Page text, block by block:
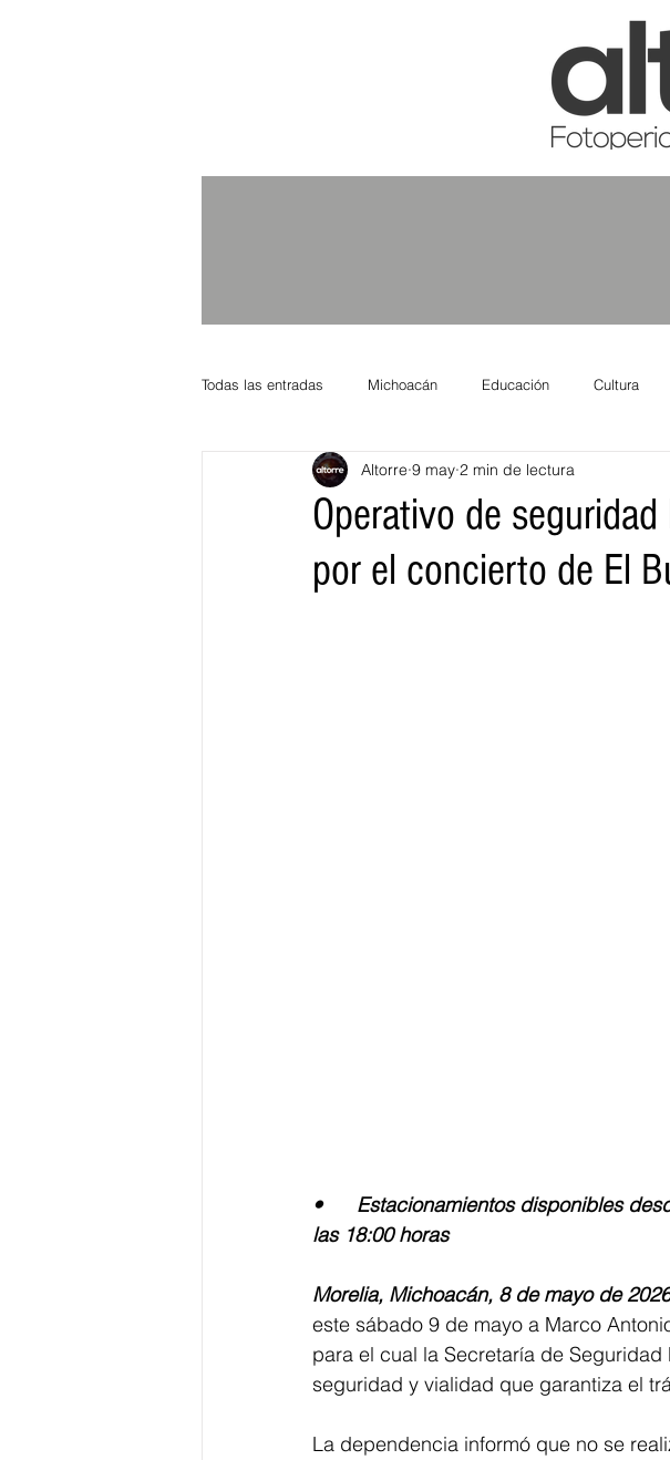
Todas las entradas Michoacán Educación Cultura
Nacional Internacional Columnistas Salud
Gobernador Segob Sedeco Turismo
Operativo de
por el concierto de El
Altorre 9 may 2 min de lectura
•	Estacionamientos disponibles desde las 15:00 horas; apertura de puertas al público a
las 18:00 horas
Morelia, Michoacán, 8 de mayo de
este sábado 9 de mayo a Marco
para el cual la Secretaría de
seguridad y vialidad que garantiza el
La dependencia informó que no se